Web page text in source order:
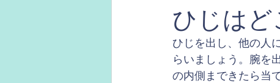
ひじはど
ひじを出し、他の人
らいましょう。腕を
の内側まできたら当